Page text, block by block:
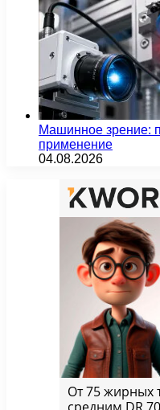
Машинное зрение:
применение
04.08.2026